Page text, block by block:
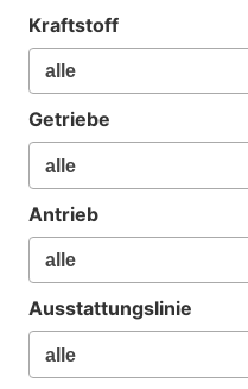
Kraftstoff
Getriebe
Antrieb
Ausstattungslinie